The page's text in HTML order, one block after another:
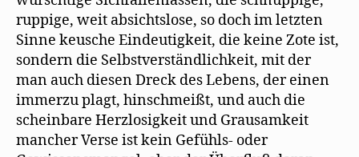
ruppige, weit absichtslose, so doch im letzten
Sinne keusche Eindeutigkeit, die keine Zote ist,
sondern die Selbstverständlichkeit, mit der
man auch diesen Dreck des Lebens, der einen
immerzu plagt, hinschmeißt, und auch die
scheinbare Herzlosigkeit und Grausamkeit
mancher Verse ist kein Gefühls- oder